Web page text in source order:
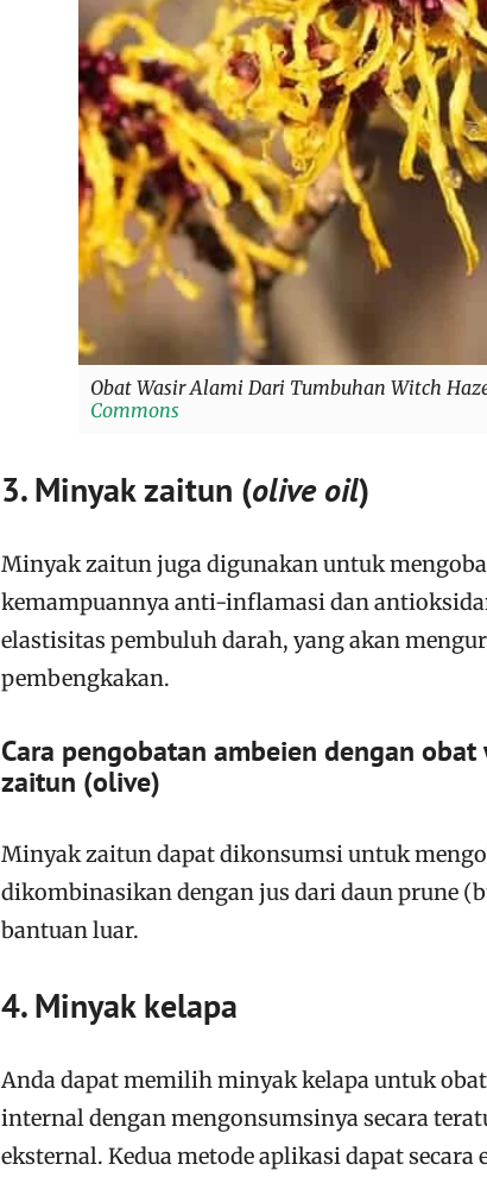
Obat Wasir Alami Dari Tumbuhan Witch
Commons
3. Minyak zaitun (olive oil)
Minyak zaitun juga digunakan untuk
kemampuannya anti-inflamasi dan
elastisitas pembuluh darah, yang akan
pembengkakan.
Cara pengobatan ambeien dengan
zaitun (olive)
Minyak zaitun dapat dikonsumsi untuk
dikombinasikan dengan jus dari daun prune
bantuan luar.
4. Minyak kelapa
Anda dapat memilih minyak kelapa untuk
internal dengan mengonsumsinya secara
eksternal. Kedua metode aplikasi dapat